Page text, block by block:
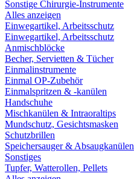
Sonstige Chirurgie-Instrumente
Alles anzeigen
Einwegartikel, Arbeitsschutz
Einwegartikel, Arbeitsschutz
Anmischblöcke
Becher, Servietten & Tücher
Einmalinstrumente
Einmal OP-Zubehör
Einmalspritzen & -kanülen
Handschuhe
Mischkanülen & Intraoraltips
Mundschutz, Gesichtsmasken
Schutzbrillen
Speichersauger & Absaugkanülen
Sonstiges
Tupfer, Watterollen, Pellets